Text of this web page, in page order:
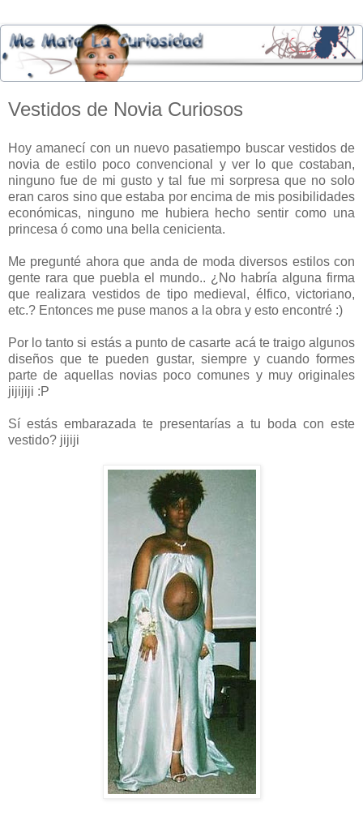
Vestidos de Novia Curiosos
Hoy amanecí con un nuevo pasatiempo buscar vestidos de
novia de estilo poco convencional y ver lo que costaban,
ninguno fue de mi gusto y tal fue mi sorpresa que no solo
eran caros sino que estaba por encima de mis posibilidades
económicas, ninguno me hubiera hecho sentir como una
princesa ó como una bella cenicienta.
Me pregunté ahora que anda de moda diversos estilos con
gente rara que puebla el mundo.. ¿No habría alguna firma
que realizara vestidos de tipo medieval, élfico, victoriano,
etc.? Entonces me puse manos a la obra y esto encontré :)
Por lo tanto si estás a punto de casarte acá te traigo algunos
diseños que te pueden gustar, siempre y cuando formes
parte de aquellas novias poco comunes y muy originales
jijijiji :P
Sí estás embarazada te presentarías a tu boda con este
vestido? jijiji